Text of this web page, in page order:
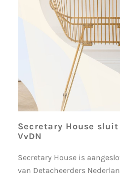
Secretary House
VvDN
Secretary House is
van Detacheerders